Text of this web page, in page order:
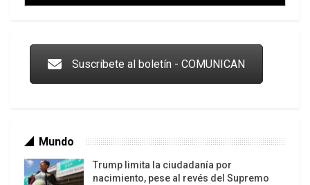
Suscribete al boletín - COMUNICAN
Mundo
Trump limita la ciudadanía por
nacimiento, pese al revés del Supremo